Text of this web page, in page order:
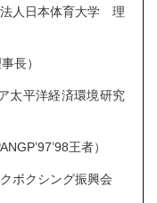
人日本体育大学 理
長）
洋経済環境研究
王者）
クシング振興会